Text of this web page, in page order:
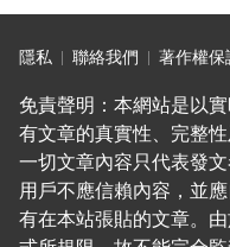
隱私 聯絡我們 著作權保
免責聲明：本網站是以
有文章的真實性、完整
一切文章內容只代表發
用戶不應信賴內容，並
有在本站張貼的文章。